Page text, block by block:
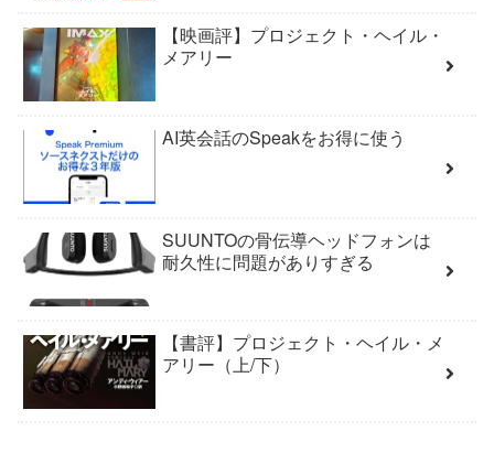
【映画評】プロジェクト・ヘイル・
メアリー
AI英会話のSpeakをお得に使う
SUUNTOの骨伝導ヘッドフォンは
耐久性に問題がありすぎる
【書評】プロジェクト・ヘイル・メ
アリー（上/下）